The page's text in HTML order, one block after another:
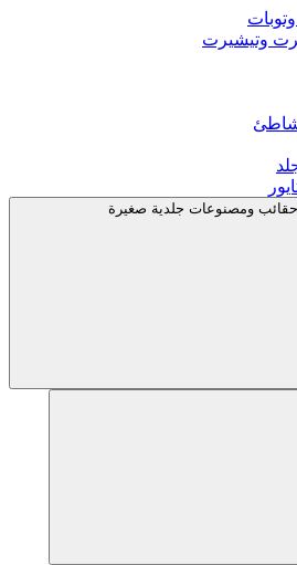
وتيشيرت
حقائب ومصنوعات جلدية صغيرة